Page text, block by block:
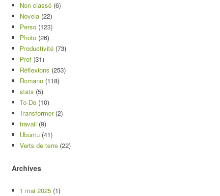
Non classé (6)
Novela (22)
Perso (123)
Photo (26)
Productivité (73)
Prof (31)
Réflexions (253)
Romano (118)
stats (5)
To-Do (10)
Transformer(2)
travail (9)
Ubuntu (41)
Verts de terre (22)
Archives
1 mai 2025 (1)